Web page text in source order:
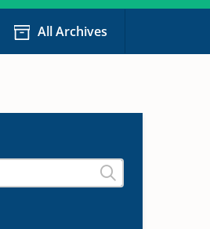
All Archives